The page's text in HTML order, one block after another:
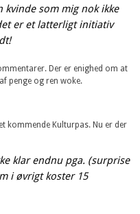
kvinde som mig nok ikke
er et latterligt initiativ
Der er enighed om at
penge og ren woke.
kommende Kulturpas. Nu er der
klar endnu pga. (surprise
i øvrigt koster 15